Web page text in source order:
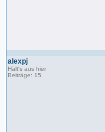
alexpj
Hält's aus hier
Beiträge: 15